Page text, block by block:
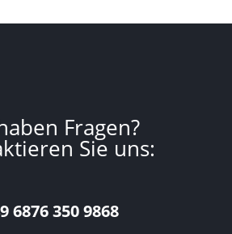
Fragen?
Sie uns:
6876 350 9868